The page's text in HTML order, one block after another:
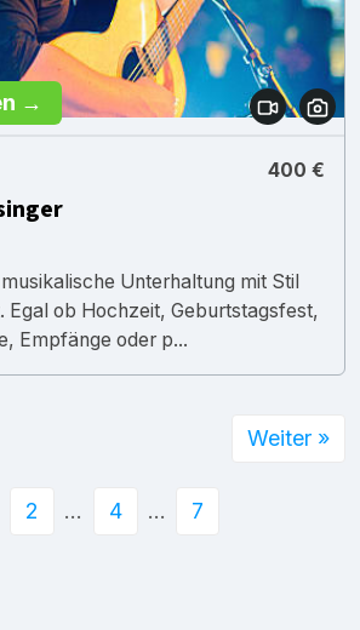
→
400 €
Unterhaltung mit Stil
Egal ob Hochzeit, Geburtstagsfest,
Empfänge oder p...
2 … 4 … 7
Weiter »